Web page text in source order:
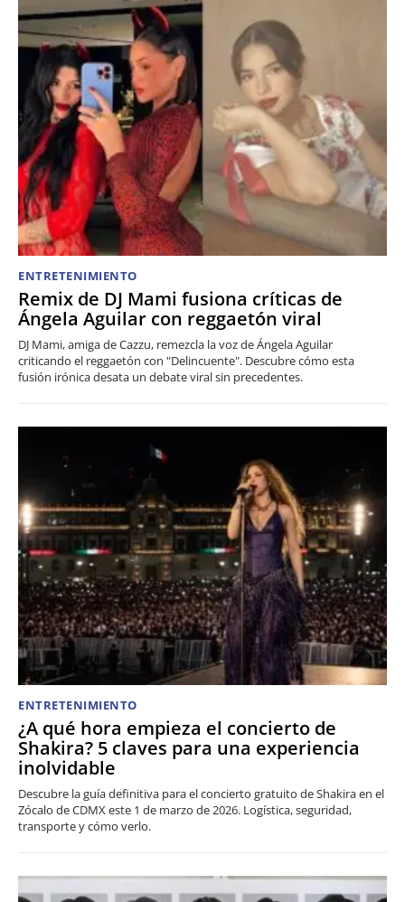
ENTRETENIMIENTO
Remix de DJ Mami fusiona críticas de
Ángela Aguilar con reggaetón viral
DJ Mami, amiga de Cazzu, remezcla la voz de Ángela Aguilar
criticando el reggaetón con "Delincuente". Descubre cómo esta
fusión irónica desata un debate viral sin precedentes.
ENTRETENIMIENTO
¿A qué hora empieza el concierto de
Shakira? 5 claves para una experiencia
inolvidable
Descubre la guía definitiva para el concierto gratuito de Shakira en el
Zócalo de CDMX este 1 de marzo de 2026. Logística, seguridad,
transporte y cómo verlo.